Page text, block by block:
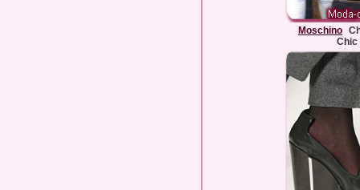
Moschino
Chic